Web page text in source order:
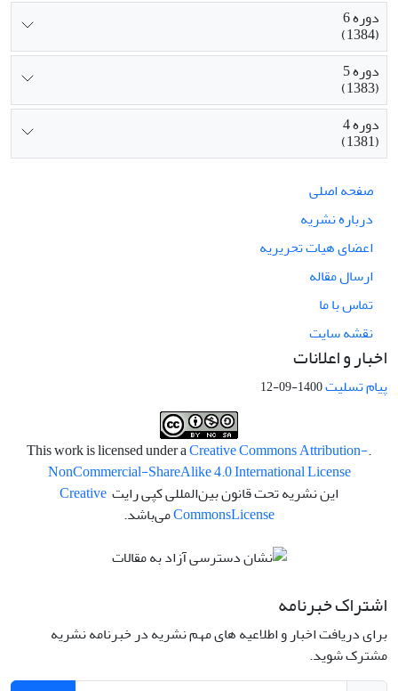
دوره 6
(1384)
دوره 5
(1383)
دوره 4
(1381)
صفحه اصلی
درباره نشریه
اعضای هیات تحریریه
ارسال مقاله
تماس با ما
نقشه سایت
اخبار و اعلانات
پیام تسلیت1400-09-12
.This work is licensed under a
Creative Commons Attribution-
NonCommercial-ShareAlike 4.0 International License
این نشریه تحت قانون بین‌المللی کپی رایت Creative
CommonsLicense می‌باشد.
اشتراک خبرنامه
برای دریافت اخبار و اطلاعیه های مهم نشریه در خبرنامه نشریه
مشترک شوید.